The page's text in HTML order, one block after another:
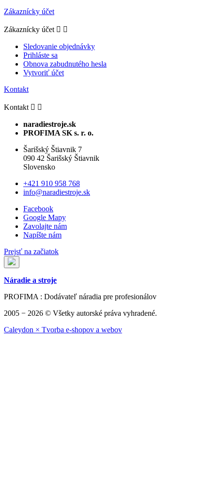
Zákaznícky účet
Zákaznícky účet  
Sledovanie objednávky
Prihláste sa
Obnova zabudnutého hesla
Vytvoriť účet
Kontakt
Kontakt  
naradiestroje.sk
PROFIMA SK s. r. o.
Šarišský Štiavnik 7
090 42 Šarišský Štiavnik
Slovensko
+421 910 958 768
info@naradiestroje.sk
Facebook
Google Mapy
Zavolajte nám
Napíšte nám
Prejsť na začiatok
Náradie a stroje
PROFIMA : Dodávateľ náradia pre profesionálov
2005 − 2026 © Všetky autorské práva vyhradené.
Caleydon × Tvorba e-shopov a webov